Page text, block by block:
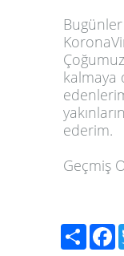
kalmaya
ederim.
Geçmiş